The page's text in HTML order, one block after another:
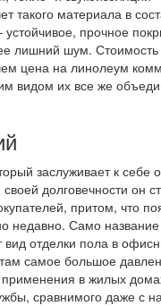
такого материала в
устойчивое, прочное
лишний шум. Стоимость
цена на линолеум
видом их все же
заслуживает к себе
долговечности он
притом, что
недавно. Само название
вид отделки пола в
самое большое
в жилых
сравнимого даже с